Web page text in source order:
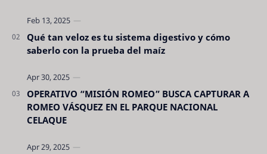
Qué tan veloz es tu sistema digestivo y cómo
saberlo con la prueba del maíz
OPERATIVO “MISIÓN ROMEO” BUSCA CAPTURAR A
ROMEO VÁSQUEZ EN EL PARQUE NACIONAL
CELAQUE